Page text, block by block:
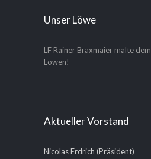
Unser Löwe
LF Rainer Braxmaier malte
Löwen!
Aktueller Vorstand
Nicolas Erdrich (Präsident)